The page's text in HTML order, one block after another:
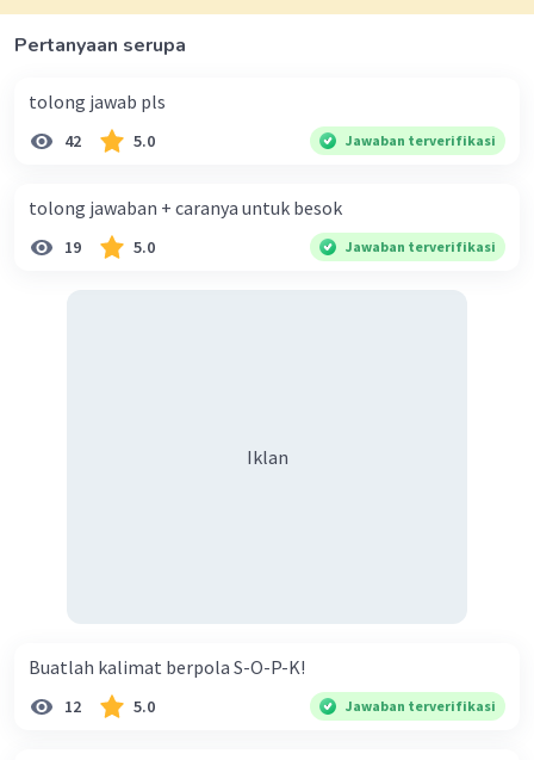
Pertanyaan serupa
tolong jawab pls
42 5.0 Jawaban terverifikasi
tolong jawaban + caranya untuk besok
19 5.0 Jawaban terverifikasi
Iklan
Buatlah kalimat berpola S-O-P-K!
12 5.0 Jawaban terverifikasi